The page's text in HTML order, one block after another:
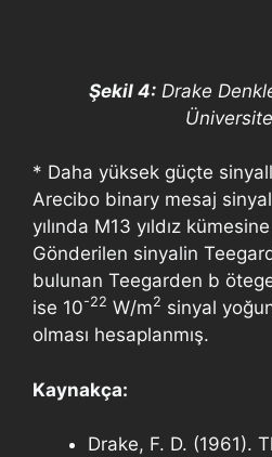
Şekil 4:Drake
* Daha yüksek güçte
Arecibo binary mesaj
yılında M13 yıldız
Gönderilen sinyalin
bulunan Teegarden b
ise 10-22 W/m2 sinyal
olması hesaplanmış.
Kaynakça:
Drake, F. D. (1961).